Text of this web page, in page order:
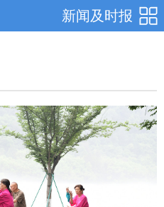
新闻及时报